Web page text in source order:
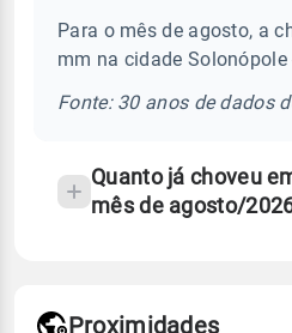
sobre
chuva
Para o mês de agosto, a
mm na cidade Solonópole
Fonte: 30 anos de dados
Quanto já choveu
mês de agosto/
Proximidades